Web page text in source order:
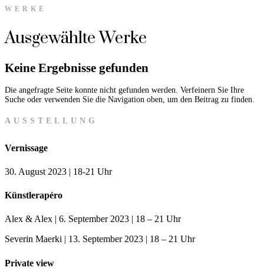
WERKE
Ausgewählte Werke
Keine Ergebnisse gefunden
Die angefragte Seite konnte nicht gefunden werden. Verfeinern Sie Ihre
Suche oder verwenden Sie die Navigation oben, um den Beitrag zu finden.
AUSSTELLUNG
Vernissage
30. August 2023 | 18-21 Uhr
Künstlerapéro
Alex & Alex | 6. September 2023 | 18 – 21 Uhr
Severin Maerki | 13. September 2023 | 18 – 21 Uhr
Private view